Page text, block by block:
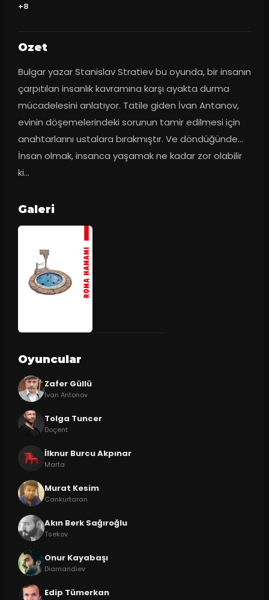
+8
Ozet
Bulgar yazar Stanislav Stratiev bu oyunda, bir insanın
çarpıtılan insanlık kavramına karşı ayakta durma
mücadelesini anlatıyor. Tatile giden İvan Antanov,
evinin döşemelerindeki sorunun tamir edilmesi için
anahtarlarını ustalara bırakmıştır. Ve döndüğünde…
İnsan olmak, insanca yaşamak ne kadar zor olabilir
ki...
Galeri
Oyuncular
Zafer Güllü
Ivan Antonov
Tolga Tuncer
Doçent
İlknur Burcu Akpınar
Marta
Murat Kesim
Cankurtaran
Akın Berk Sağıroğlu
Tsekov
Onur Kayabaşı
Diamandiev
Edip Tümerkan